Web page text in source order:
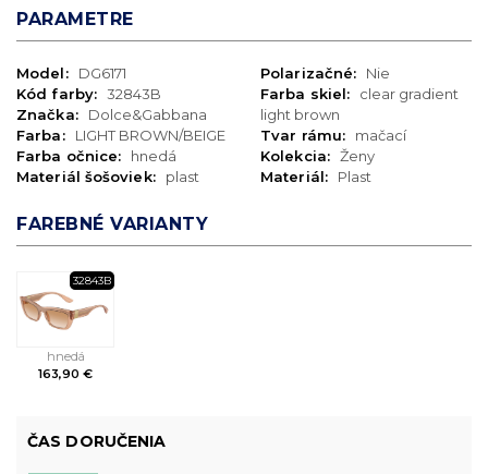
PARAMETRE
Model:
DG6171
Kód farby: 32843B
Značka:
Dolce&Gabbana
Farba:
LIGHT BROWN/BEIGE
Farba očnice:
hnedá
Materiál šošoviek:
plast
Polarizačné:
Nie
Farba skiel:
clear gradient
light brown
Tvar rámu:
mačací
Kolekcia: Ženy
Materiál:
Plast
FAREBNÉ VARIANTY
32843B
hnedá
163,90 €
ČAS DORUČENIA